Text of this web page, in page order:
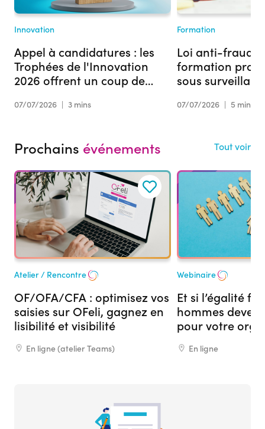
Innovation
Appel à candidatures : les
Trophées de l'Innovation
2026 offrent un coup de
07/07/2026 | 3 mins
Formation
Loi anti-fraude
formation
sous
07/07/2026 | 5 mins
Prochains événements Tout voir
17
Sep
C2RP
Atelier / Rencontre
OF/OFA/CFA : optimisez vos
saisies sur OFeli, gagnez en
lisibilité et visibilité
En ligne (atelier Teams)
Sep
Webinaire
Et si l’égalité
hommes
pour votre
En ligne